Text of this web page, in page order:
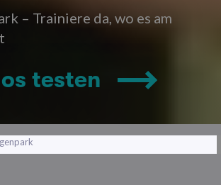
– Trainiere da, wo es am
testen